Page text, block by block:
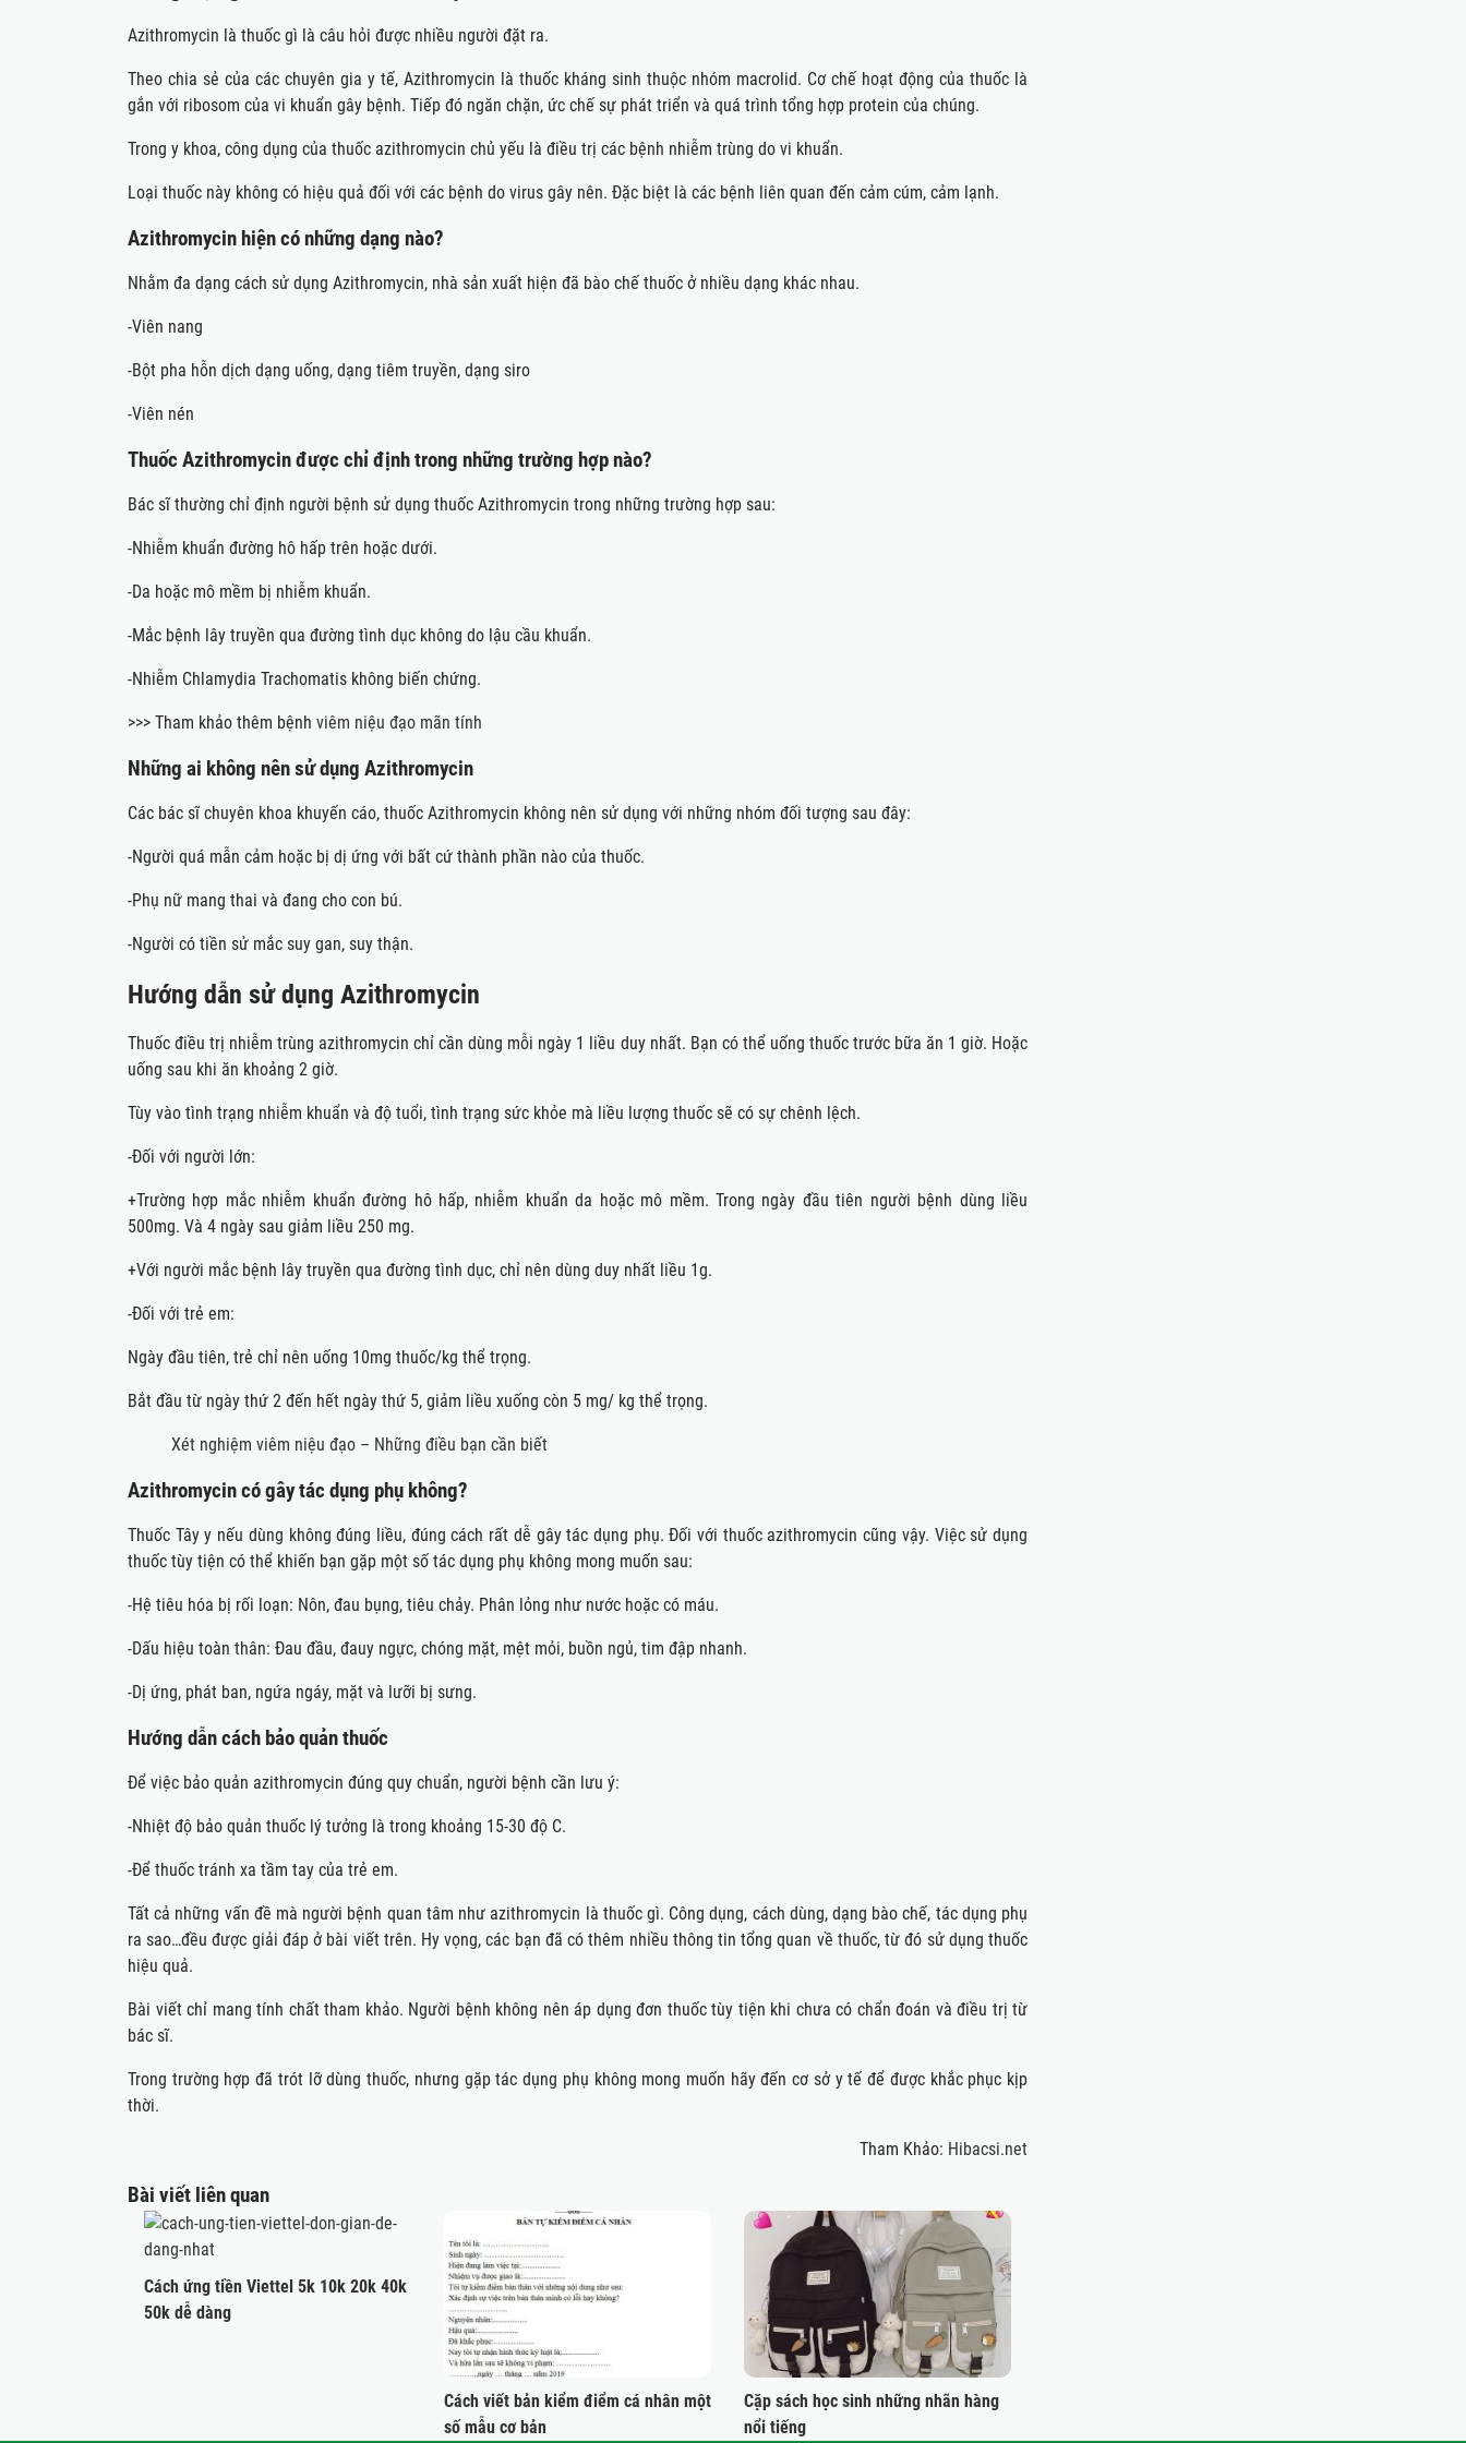
Azithromycin là thuốc gì là câu hỏi được nhiều người đặt ra.
Theo chia sẻ của các chuyên gia y tế, Azithromycin là thuốc kháng sinh thuộc nhóm macrolid. Cơ chế hoạt động của thuốc là
gắn với ribosom của vi khuẩn gây bệnh. Tiếp đó ngăn chặn, ức chế sự phát triển và quá trình tổng hợp protein của chúng.
Trong y khoa, công dụng của thuốc azithromycin chủ yếu là điều trị các bệnh nhiễm trùng do vi khuẩn.
Loại thuốc này không có hiệu quả đối với các bệnh do virus gây nên. Đặc biệt là các bệnh liên quan đến cảm cúm, cảm lạnh.
Azithromycin hiện có những dạng nào?
Nhằm đa dạng cách sử dụng Azithromycin, nhà sản xuất hiện đã bào chế thuốc ở nhiều dạng khác nhau.
-Viên nang
-Bột pha hỗn dịch dạng uống, dạng tiêm truyền, dạng siro
-Viên nén
Thuốc Azithromycin được chỉ định trong những trường hợp nào?
Bác sĩ thường chỉ định người bệnh sử dụng thuốc Azithromycin trong những trường hợp sau:
-Nhiễm khuẩn đường hô hấp trên hoặc dưới.
-Da hoặc mô mềm bị nhiễm khuẩn.
-Mắc bệnh lây truyền qua đường tình dục không do lậu cầu khuẩn.
-Nhiễm Chlamydia Trachomatis không biến chứng.
>>> Tham khảo thêm bệnh viêm niệu đạo mãn tính
Những ai không nên sử dụng Azithromycin
Các bác sĩ chuyên khoa khuyến cáo, thuốc Azithromycin không nên sử dụng với những nhóm đối tượng sau đây:
-Người quá mẫn cảm hoặc bị dị ứng với bất cứ thành phần nào của thuốc.
-Phụ nữ mang thai và đang cho con bú.
-Người có tiền sử mắc suy gan, suy thận.
Hướng dẫn sử dụng Azithromycin
Thuốc điều trị nhiễm trùng azithromycin chỉ cần dùng mỗi ngày 1 liều duy nhất. Bạn có thể uống thuốc trước bữa ăn 1 giờ. Hoặc
uống sau khi ăn khoảng 2 giờ.
Tùy vào tình trạng nhiễm khuẩn và độ tuổi, tình trạng sức khỏe mà liều lượng thuốc sẽ có sự chênh lệch.
-Đối với người lớn:
+Trường hợp mắc nhiễm khuẩn đường hô hấp, nhiễm khuẩn da hoặc mô mềm. Trong ngày đầu tiên người bệnh dùng liều
500mg. Và 4 ngày sau giảm liều 250 mg.
+Với người mắc bệnh lây truyền qua đường tình dục, chỉ nên dùng duy nhất liều 1g.
-Đối với trẻ em:
Ngày đầu tiên, trẻ chỉ nên uống 10mg thuốc/kg thể trọng.
Bắt đầu từ ngày thứ 2 đến hết ngày thứ 5, giảm liều xuống còn 5 mg/ kg thể trọng.
Xét nghiệm viêm niệu đạo – Những điều bạn cần biết
Azithromycin có gây tác dụng phụ không?
Thuốc Tây y nếu dùng không đúng liều, đúng cách rất dễ gây tác dụng phụ. Đối với thuốc azithromycin cũng vậy. Việc sử dụng
thuốc tùy tiện có thể khiến bạn gặp một số tác dụng phụ không mong muốn sau:
-Hệ tiêu hóa bị rối loạn: Nôn, đau bụng, tiêu chảy. Phân lỏng như nước hoặc có máu.
-Dấu hiệu toàn thân: Đau đầu, đauy ngực, chóng mặt, mệt mỏi, buồn ngủ, tim đập nhanh.
-Dị ứng, phát ban, ngứa ngáy, mặt và lưỡi bị sưng.
Hướng dẫn cách bảo quản thuốc
Để việc bảo quản azithromycin đúng quy chuẩn, người bệnh cần lưu ý:
-Nhiệt độ bảo quản thuốc lý tưởng là trong khoảng 15-30 độ C.
-Để thuốc tránh xa tầm tay của trẻ em.
Tất cả những vấn đề mà người bệnh quan tâm như azithromycin là thuốc gì. Công dụng, cách dùng, dạng bào chế, tác dụng phụ
ra sao…đều được giải đáp ở bài viết trên. Hy vọng, các bạn đã có thêm nhiều thông tin tổng quan về thuốc, từ đó sử dụng thuốc
hiệu quả.
Bài viết chỉ mang tính chất tham khảo. Người bệnh không nên áp dụng đơn thuốc tùy tiện khi chưa có chẩn đoán và điều trị từ
bác sĩ.
Trong trường hợp đã trót lỡ dùng thuốc, nhưng gặp tác dụng phụ không mong muốn hãy đến cơ sở y tế để được khắc phục kịp
thời.
Tham Khảo: Hibacsi.net
Bài viết liên quan
Cách ứng tiền Viettel 5k 10k 20k 40k
50k dễ dàng
Cách viết bản kiểm điểm cá nhân một
số mẫu cơ bản
Cặp sách học sinh những nhãn hàng
nổi tiếng